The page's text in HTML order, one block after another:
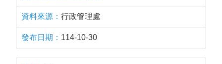
行政管理處
114-10-30